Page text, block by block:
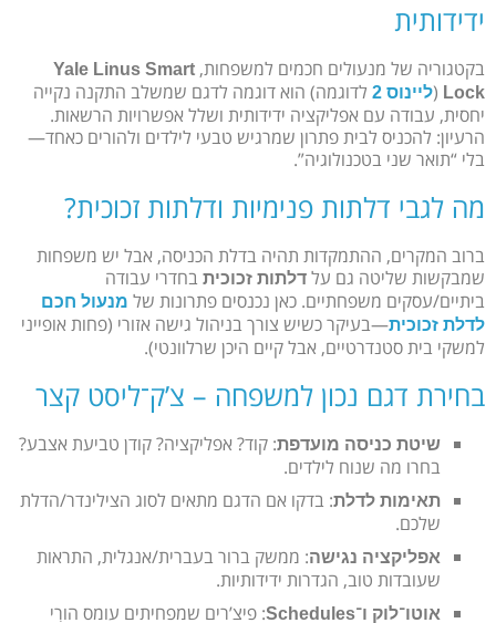
ידידותית
בקטגוריה של מנעולים חכמים למשפחות, Yale Linus Smart
Lock
(ליינוס 2
לדוגמה) הוא דוגמה לדגם שמשלב התקנה נקייה
יחסית, עבודה עם אפליקציה ידידותית ושלל אפשרויות הרשאות.
הרעיון: להכניס לבית פתרון שמרגיש טבעי לילדים ולהורים כאחד—
בלי “תואר שני בטכנולוגיה”.
מה לגבי דלתות פנימיות ודלתות זכוכית?
ברוב המקרים, ההתמקדות תהיה בדלת הכניסה, אבל יש משפחות
שמבקשות שליטה גם על דלתות זכוכית בחדרי עבודה
ביתיים/עסקים משפחתיים. כאן נכנסים פתרונות של מנעול חכם
לדלת זכוכית—בעיקר כשיש צורך בניהול גישה אזורי (פחות אופייני
למשקי בית סטנדרטיים, אבל קיים היכן שרלוונטי).
בחירת דגם נכון למשפחה – צ’ק־ליסט קצר
שיטת כניסה מועדפת: קוד? אפליקציה? קודן טביעת אצבע?
בחרו מה שנוח לילדים.
תאימות לדלת: בדקו אם הדגם מתאים לסוג הצילינדר/הדלת
שלכם.
אפליקציה נגישה: ממשק ברור בעברית/אנגלית, התראות
שעובדות טוב, הגדרות ידידותיות.
אוטו־לוק ו־Schedules : פיצ’רים שמפחיתים עומס הורִי